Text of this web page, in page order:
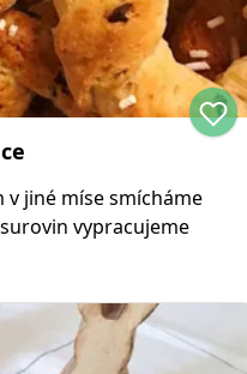
v jiné míse smícháme
vypracujeme